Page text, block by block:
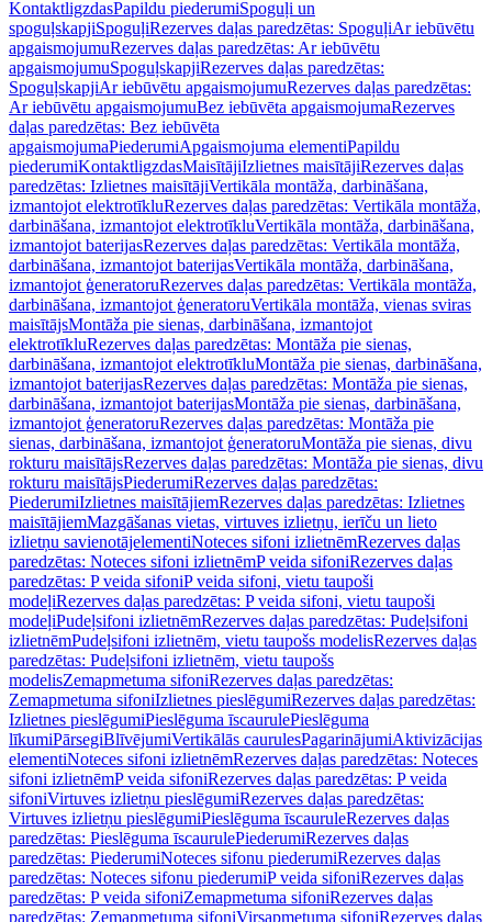
KontaktligzdasPapildu piederumiSpoguļi un
spoguļskapjiSpoguļiRezerves daļas paredzētas: SpoguļiAr iebūvētu
apgaismojumuRezerves daļas paredzētas: Ar iebūvētu
apgaismojumuSpoguļskapjiRezerves daļas paredzētas:
SpoguļskapjiAr iebūvētu apgaismojumuRezerves daļas paredzētas:
Ar iebūvētu apgaismojumuBez iebūvēta apgaismojumaRezerves
daļas paredzētas: Bez iebūvēta
apgaismojumaPiederumiApgaismojuma elementiPapildu
piederumiKontaktligzdasMaisītājiIzlietnes maisītājiRezerves daļas
paredzētas: Izlietnes maisītājiVertikāla montāža, darbināšana,
izmantojot elektrotīkluRezerves daļas paredzētas: Vertikāla montāža,
darbināšana, izmantojot elektrotīkluVertikāla montāža, darbināšana,
izmantojot baterijasRezerves daļas paredzētas: Vertikāla montāža,
darbināšana, izmantojot baterijasVertikāla montāža, darbināšana,
izmantojot ģeneratoruRezerves daļas paredzētas: Vertikāla montāža,
darbināšana, izmantojot ģeneratoruVertikāla montāža, vienas sviras
maisītājsMontāža pie sienas, darbināšana, izmantojot
elektrotīkluRezerves daļas paredzētas: Montāža pie sienas,
darbināšana, izmantojot elektrotīkluMontāža pie sienas, darbināšana,
izmantojot baterijasRezerves daļas paredzētas: Montāža pie sienas,
darbināšana, izmantojot baterijasMontāža pie sienas, darbināšana,
izmantojot ģeneratoruRezerves daļas paredzētas: Montāža pie
sienas, darbināšana, izmantojot ģeneratoruMontāža pie sienas, divu
rokturu maisītājsRezerves daļas paredzētas: Montāža pie sienas, divu
rokturu maisītājsPiederumiRezerves daļas paredzētas:
PiederumiIzlietnes maisītājiemRezerves daļas paredzētas: Izlietnes
maisītājiemMazgāšanas vietas, virtuves izlietņu, ierīču un lieto
izlietņu savienotājelementiNoteces sifoni izlietnēmRezerves daļas
paredzētas: Noteces sifoni izlietnēmP veida sifoniRezerves daļas
paredzētas: P veida sifoniP veida sifoni, vietu taupoši
modeļiRezerves daļas paredzētas: P veida sifoni, vietu taupoši
modeļiPudeļsifoni izlietnēmRezerves daļas paredzētas: Pudeļsifoni
izlietnēmPudeļsifoni izlietnēm, vietu taupošs modelisRezerves daļas
paredzētas: Pudeļsifoni izlietnēm, vietu taupošs
modelisZemapmetuma sifoniRezerves daļas paredzētas:
Zemapmetuma sifoniIzlietnes pieslēgumiRezerves daļas paredzētas:
Izlietnes pieslēgumiPieslēguma īscaurulePieslēguma
līkumiPārsegiBlīvējumiVertikālās caurulesPagarinājumiAktivizācijas
elementiNoteces sifoni izlietnēmRezerves daļas paredzētas: Noteces
sifoni izlietnēmP veida sifoniRezerves daļas paredzētas: P veida
sifoniVirtuves izlietņu pieslēgumiRezerves daļas paredzētas:
Virtuves izlietņu pieslēgumiPieslēguma īscauruleRezerves daļas
paredzētas: Pieslēguma īscaurulePiederumiRezerves daļas
paredzētas: PiederumiNoteces sifonu piederumiRezerves daļas
paredzētas: Noteces sifonu piederumiP veida sifoniRezerves daļas
paredzētas: P veida sifoniZemapmetuma sifoniRezerves daļas
paredzētas: Zemapmetuma sifoniVirsapmetuma sifoniRezerves daļas